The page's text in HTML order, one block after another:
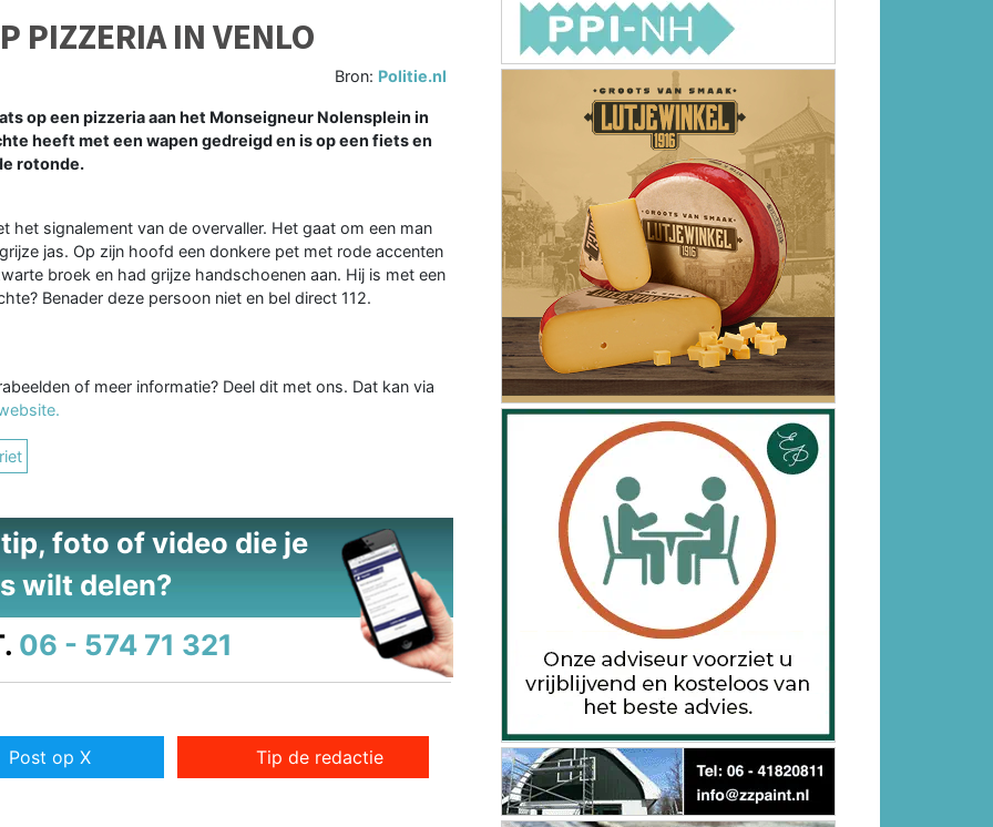
PIZZERIA IN VENLO
Bron: Politie.nl
op een pizzeria aan het Monseigneur Nolensplein in
heeft met een wapen gedreigd en is op een fiets en
rotonde.
het signalement van de overvaller. Het gaat om een man
jas. Op zijn hoofd een donkere pet met rode accenten
broek en had grijze handschoenen aan. Hij is met een
Benader deze persoon niet en bel direct 112.
of meer informatie? Deel dit met ons. Dat kan via
foto of video die je
wilt delen?
06 - 574 71 321
Post op X Tip de redactie